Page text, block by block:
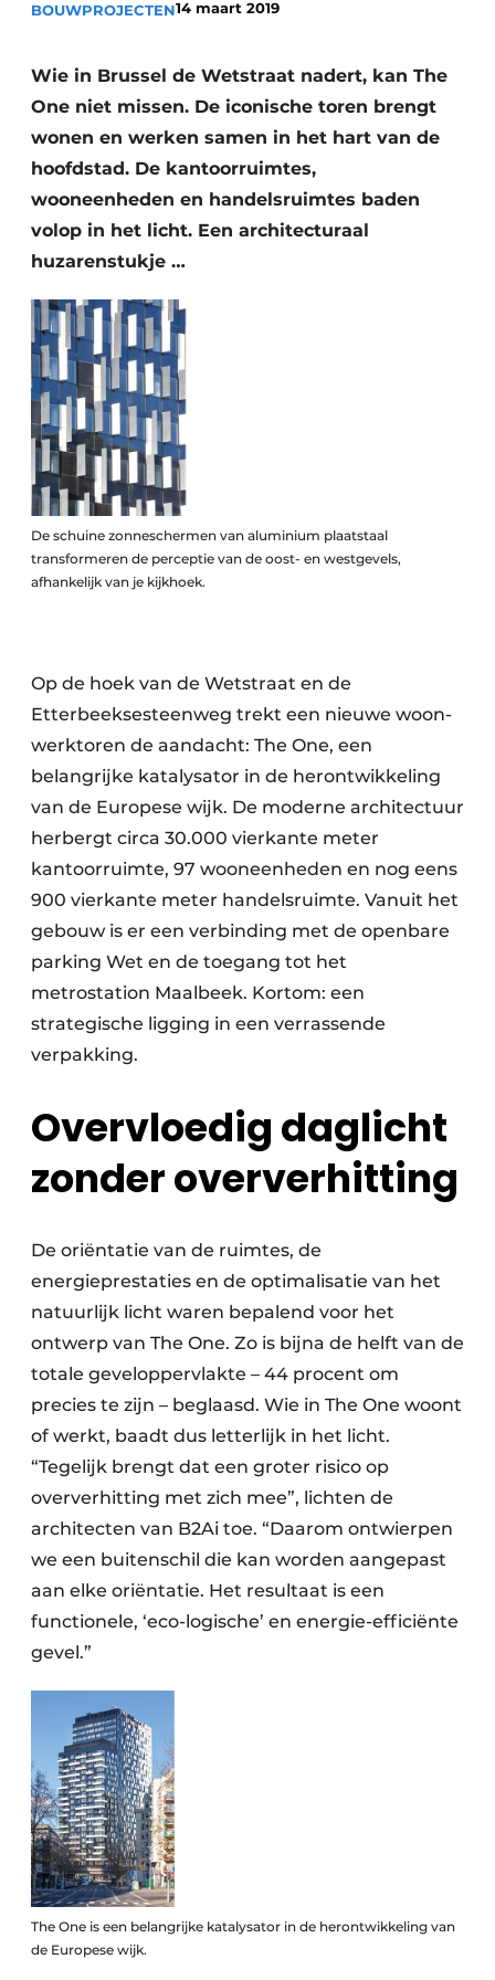
Video’s
Aanmelden
Bedrijven
Bedrijven
Contact
Beton & Staalbouw
BIM
Evenementen
Dak & Gevel
Houtbouw
HVAC
Interieurarchitectuur
Keukens
Renovatie
Veiligheid & Opleiding
Zonwering
BOUWPROJECTEN14 maart 2019
Wie in Brussel de Wetstraat nadert, kan The
One niet missen. De iconische toren brengt
wonen en werken samen in het hart van de
hoofdstad. De kantoorruimtes,
wooneenheden en handelsruimtes baden
volop in het licht. Een architecturaal
huzarenstukje …
De schuine zonneschermen van aluminium plaatstaal
transformeren de perceptie van de oost- en westgevels,
afhankelijk van je kijkhoek.
Op de hoek van de Wetstraat en de
Etterbeeksesteenweg trekt een nieuwe woon-
werktoren de aandacht: The One, een
belangrijke katalysator in de herontwikkeling
van de Europese wijk. De moderne architectuur
herbergt circa 30.000 vierkante meter
kantoorruimte, 97 wooneenheden en nog eens
900 vierkante meter handelsruimte. Vanuit het
gebouw is er een verbinding met de openbare
parking Wet en de toegang tot het
metrostation Maalbeek. Kortom: een
strategische ligging in een verrassende
verpakking.
Overvloedig daglicht
zonder oververhitting
De oriëntatie van de ruimtes, de
energieprestaties en de optimalisatie van het
natuurlijk licht waren bepalend voor het
ontwerp van The One. Zo is bijna de helft van de
totale geveloppervlakte – 44 procent om
precies te zijn – beglaasd. Wie in The One woont
of werkt, baadt dus letterlijk in het licht.
“Tegelijk brengt dat een groter risico op
oververhitting met zich mee”, lichten de
architecten van B2Ai toe. “Daarom ontwierpen
we een buitenschil die kan worden aangepast
aan elke oriëntatie. Het resultaat is een
functionele, ‘eco-logische’ en energie-efficiënte
gevel.”
The One is een belangrijke katalysator in de herontwikkeling van
de Europese wijk.